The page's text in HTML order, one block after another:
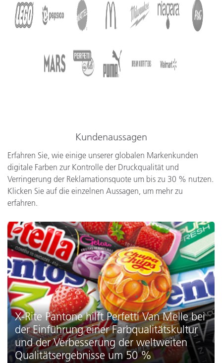
Kundenaussagen
Erfahren Sie, wie einige unserer globalen Markenkunden
digitale Farben zur Kontrolle der Druckqualität und
Verringerung der Reklamationsquote um bis zu 30 % nutzen.
Klicken Sie auf die einzelnen Aussagen, um mehr zu
erfahren.
X-Rite Pantone hilft Perfetti Van Melle bei
der Einführung einer Farbqualitätskultur
und der Verbesserung der weltweiten
Qualitätsergebnisse um 50 %